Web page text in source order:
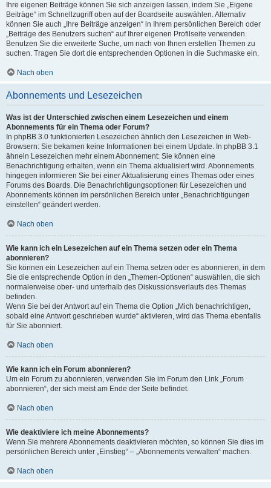
Ihre eigenen Beiträge können Sie sich anzeigen lassen, indem Sie „Eigene
Beiträge“ im Schnellzugriff oben auf der Boardseite auswählen. Alternativ
können Sie auch „Ihre Beiträge anzeigen“ in Ihrem persönlichen Bereich oder
„Beiträge des Benutzers suchen“ auf Ihrer eigenen Profilseite verwenden.
Benutzen Sie die erweiterte Suche, um nach von Ihnen erstellen Themen zu
suchen. Tragen Sie dort die entsprechenden Optionen in die Suchmaske ein.
Nach oben
Abonnements und Lesezeichen
Was ist der Unterschied zwischen einem Lesezeichen und einem
Abonnements für ein Thema oder Forum?
In phpBB 3.0 funktionierten Lesezeichen ähnlich den Lesezeichen in Web-
Browsern: Sie bekamen keine Informationen bei einem Update. In phpBB 3.1
ähneln Lesezeichen mehr einem Abonnement: Sie können eine
Benachrichtigung erhalten, wenn ein Thema aktualisiert wird. Abonnements
hingegen informieren Sie bei einer Aktualisierung eines Themas oder eines
Forums des Boards. Die Benachrichtigungsoptionen für Lesezeichen und
Abonnements können im persönlichen Bereich unter „Benachrichtigungen
einstellen“ geändert werden.
Nach oben
Wie kann ich ein Lesezeichen auf ein Thema setzen oder ein Thema
abonnieren?
Sie können ein Lesezeichen auf ein Thema setzen oder es abonnieren, in dem
Sie die entsprechende Option in den „Themen-Optionen“ auswählen, die sich
normalerweise ober- und unterhalb des Diskussionsverlaufs des Themas
befinden.
Wenn Sie bei der Antwort auf ein Thema die Option „Mich benachrichtigen,
sobald eine Antwort geschrieben wurde“ aktivieren, wird das Thema ebenfalls
für Sie abonniert.
Nach oben
Wie kann ich ein Forum abonnieren?
Um ein Forum zu abonnieren, verwenden Sie im Forum den Link „Forum
abonnieren“, der sich meist am Ende der Seite befindet.
Nach oben
Wie deaktiviere ich meine Abonnements?
Wenn Sie mehrere Abonnements deaktivieren möchten, so können Sie dies im
persönlichen Bereich unter „Einstieg“ – „Abonnements verwalten“ machen.
Nach oben